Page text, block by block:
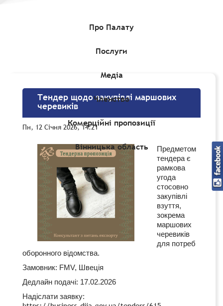
Про Палату
Послуги
Медіа
Членство
Комерційні пропозиції
Вінницька область
Комерційні пропозиції»Тендер щодо закупівлі
Тендер щодо закупівлі маршових
черевиків
Пн, 12 Січня 2026, 14:21
Предметом
тендера є
рамкова
угода
стосовно
закупівлі
взуття,
зокрема
маршових
черевиків
для потреб
оборонного відомства.
Замовник: FMV, Швеція
Дедлайн подачі: 17.02.2026
Надіслати заявку: